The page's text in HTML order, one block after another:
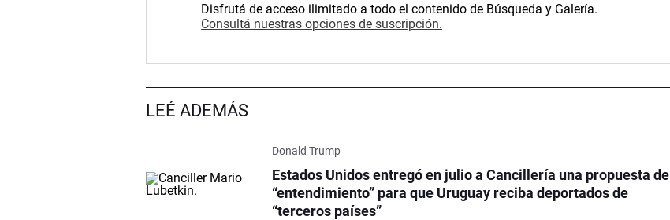
Disfrutá de acceso ilimitado a todo el contenido de Búsqueda y Galería.
Consultá nuestras opciones de suscripción.
LEÉ ADEMÁS
Donald Trump
Estados Unidos entregó en julio a Cancillería una propuesta de
“entendimiento” para que Uruguay reciba deportados de
“terceros países”